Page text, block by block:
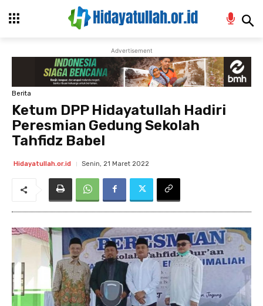
Advertisement
Berita
Ketum DPP Hidayatullah Hadiri
Peresmian Gedung Sekolah
Tahfidz Babel
Hidayatullah.or.id Senin, 21 Maret 2022